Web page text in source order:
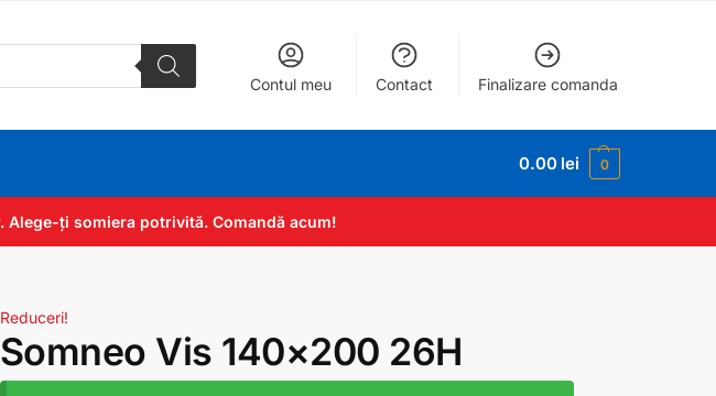
Contul meu Contact Finalizare comanda
0.00 lei 0
ți somiera potrivită. Comandă acum!
Reduceri!
Somneo Vis 140×200 26H